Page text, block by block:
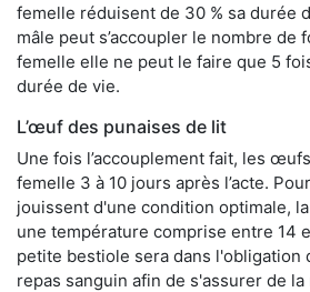
femelle réduisent de 30 % sa durée
mâle peut s’accoupler le nombre de
femelle elle ne peut le faire que 5
durée de vie.
L’œuf des punaises de lit
Une fois l’accouplement fait, les
femelle 3 à 10 jours après l’acte.
jouissent d'une condition optimale,
une température comprise entre 14
petite bestiole sera dans l'obligation
repas sanguin afin de s'assurer de